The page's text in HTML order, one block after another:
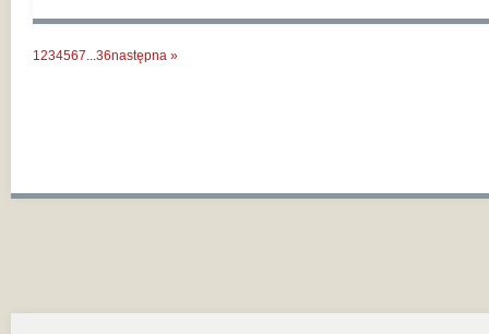
1234567...36następna »